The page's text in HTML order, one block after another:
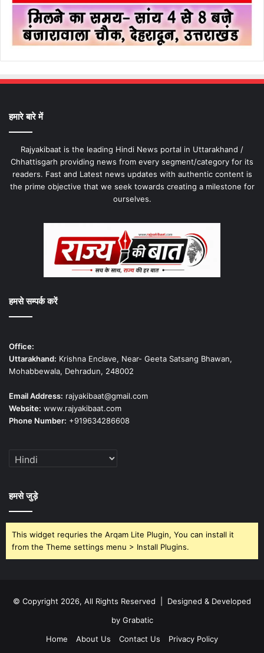
हमारे बारे में
Rajyakibaat is the leading Hindi News portal in Uttarakhand /
Chhattisgarh providing news from every segment/category for its
readers. Fast and Latest news updates with authentic content is
the prime objective that we seek towards creating a milestone for
ourselves.
हमसे सम्पर्क करें
Office:
Uttarakhand: Krishna Enclave, Near- Geeta Satsang Bhawan,
Mohabbewala, Dehradun, 248002
Email Address: rajyakibaat@gmail.com
Website: www.rajyakibaat.com
Phone Number: +919634286608
हमसे जुड़े
This widget requries the Arqam Lite Plugin, You can install it
from the Theme settings menu > Install Plugins.
© Copyright 2026, All Rights Reserved | Designed & Developed
by Grabatic
Home
About Us Contact Us Privacy Policy